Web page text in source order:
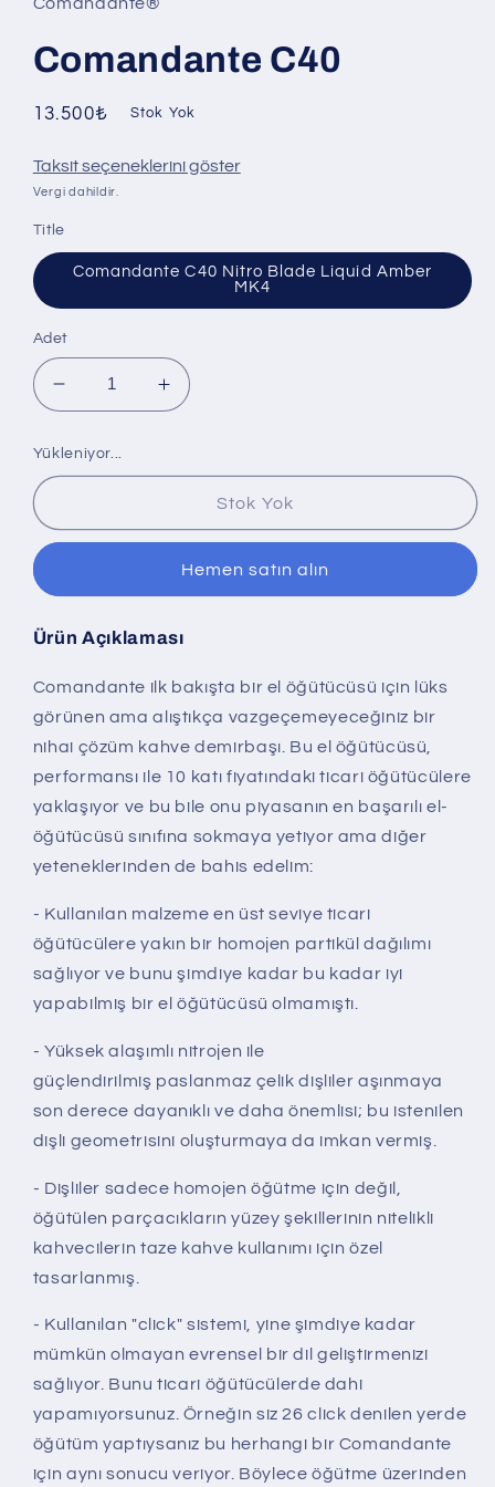
Comandante®
Comandante C40
Normal
13.500₺ Stok Yok
Taksit seçeneklerini göster
Vergi dahildir.
Title
Comandante C40 Nitro Blade Liquid Amber
MK4
Adet
Comandante
C40
için
adedi
Comandante
C40
Yükleniyor...
Stok Yok
Hemen satın alın
Ürün Açıklaması
Comandante ilk bakışta bir el öğütücüsü için lüks
görünen ama alıştıkça vazgeçemeyeceğiniz bir
nihai çözüm kahve demirbaşı. Bu el öğütücüsü,
performansı ile 10 katı fiyatındaki ticari öğütücülere
yaklaşıyor ve bu bile onu piyasanın en başarılı el-
öğütücüsü sınıfına sokmaya yetiyor ama diğer
yeteneklerinden de bahis edelim:
- Kullanılan malzeme en üst seviye ticari
öğütücülere yakın bir homojen partikül dağılımı
sağlıyor ve bunu şimdiye kadar bu kadar iyi
yapabilmiş bir el öğütücüsü olmamıştı.
- Yüksek alaşımlı nitrojen ile
güçlendirilmiş paslanmaz çelik dişliler aşınmaya
son derece dayanıklı ve daha önemlisi; bu istenilen
dişli geometrisini oluşturmaya da imkan vermiş.
- Dişliler sadece homojen öğütme için değil,
öğütülen parçacıkların yüzey şekillerinin nitelikli
kahvecilerin taze kahve kullanımı için özel
tasarlanmış.
- Kullanılan "click" sistemi, yine şimdiye kadar
mümkün olmayan evrensel bir dil geliştirmenizi
sağlıyor. Bunu ticari öğütücülerde dahi
yapamıyorsunuz. Örneğin siz 26 click denilen yerde
öğütüm yaptıysanız bu herhangi bir Comandante
için aynı sonucu veriyor. Böylece öğütme üzerinden